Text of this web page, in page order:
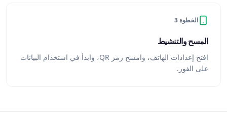
الخطوة 3
المسح والتنشيط
افتح إعدادات الهاتف، وامسح رمز QR، وابدأ في استخدام البيانات
على الفور.